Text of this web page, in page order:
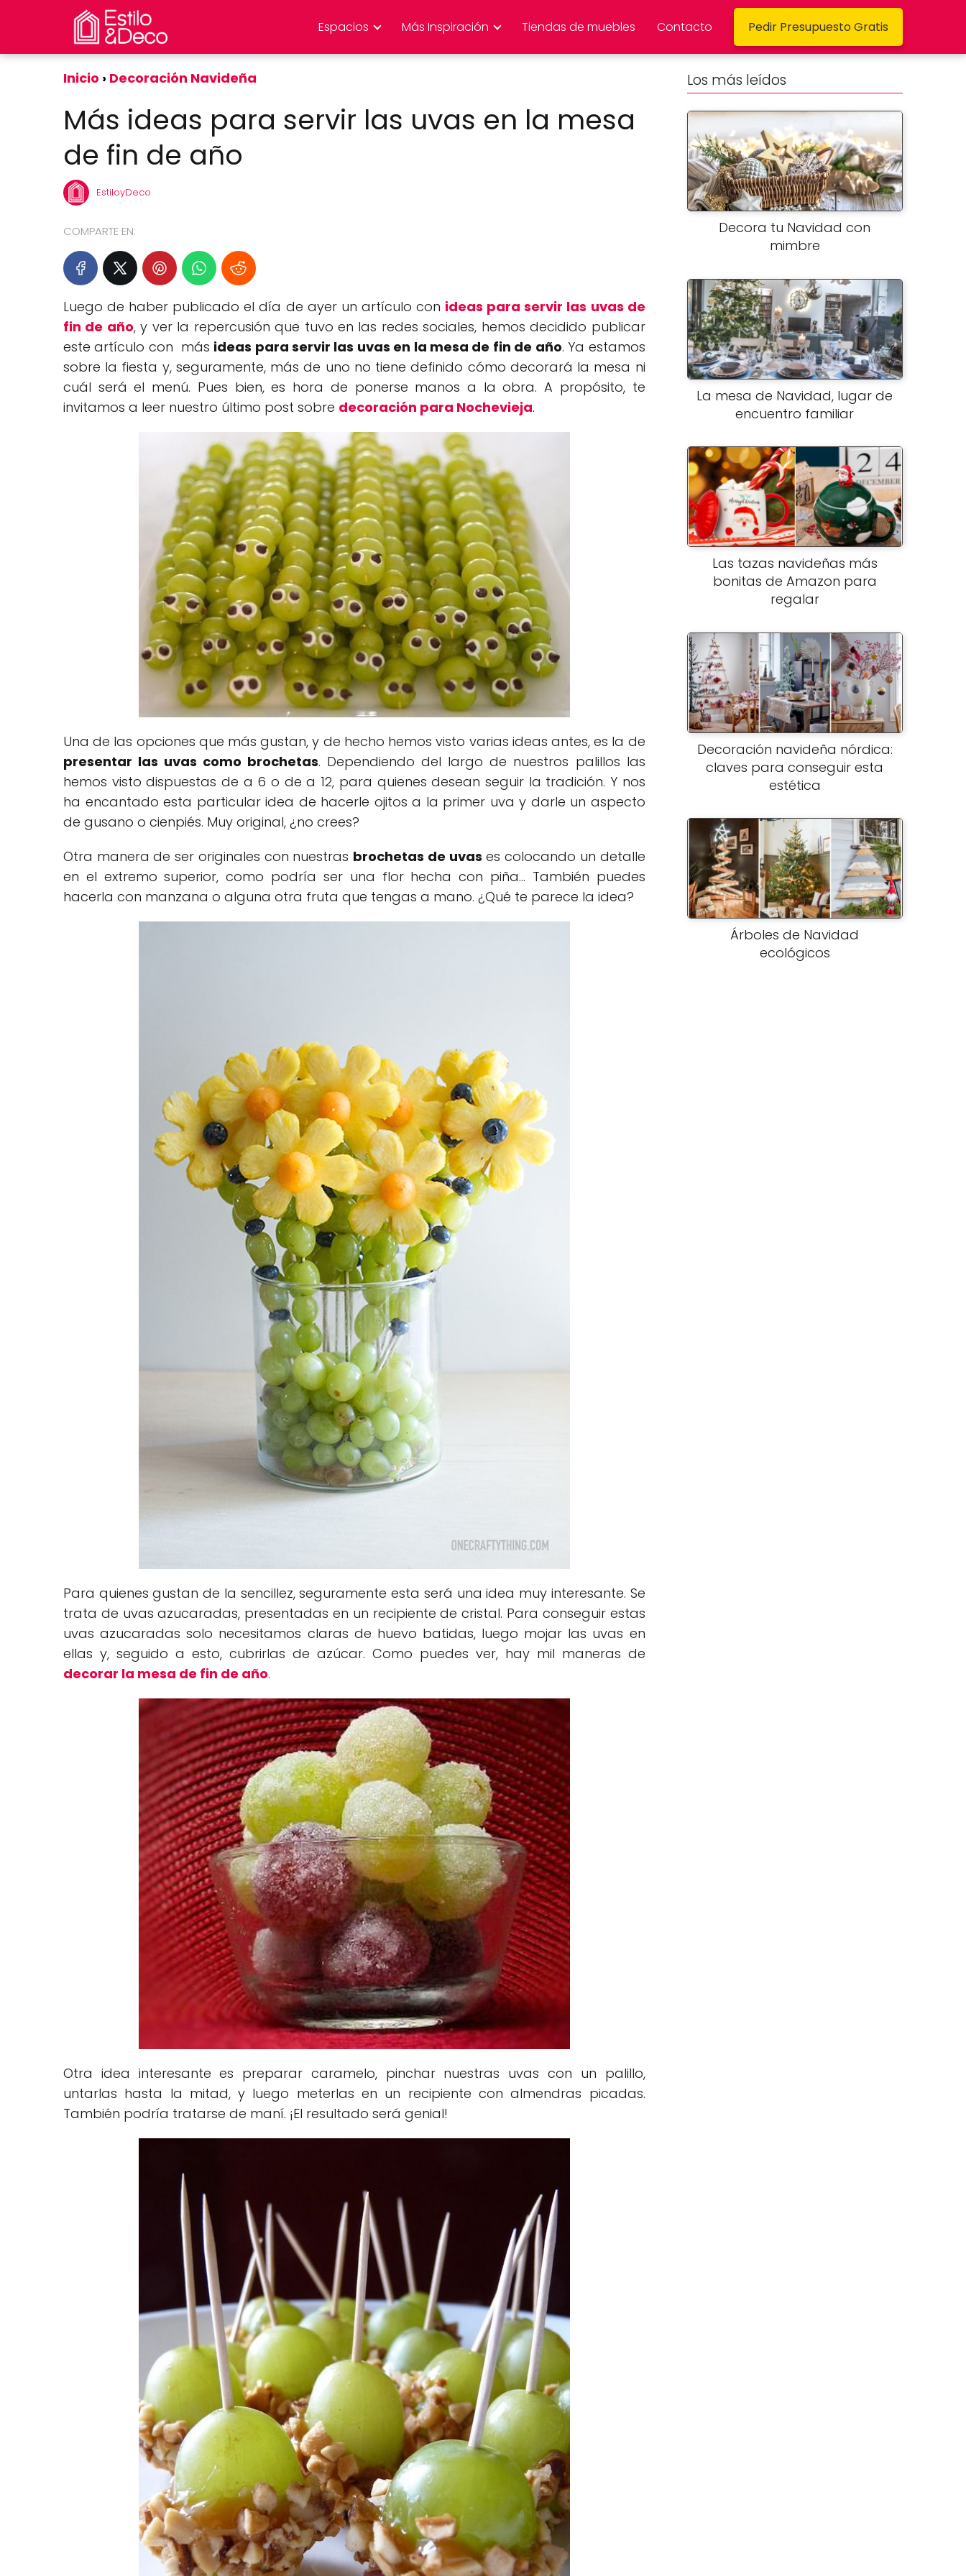
Espacios Más Inspiración Tiendas de muebles Contacto Pedir Presupuesto Gratis
Inicio Decoración Navideña
Más ideas para servir las uvas en la mesa
de fin de año
EstiloyDeco
COMPARTE EN:
Luego de haber publicado el día de ayer un artículo con ideas para servir las uvas de
fin de año, y ver la repercusión que tuvo en las redes sociales, hemos decidido publicar
este artículo con más ideas para servir las uvas en la mesa de fin de año. Ya estamos
sobre la fiesta y, seguramente, más de uno no tiene definido cómo decorará la mesa ni
cuál será el menú. Pues bien, es hora de ponerse manos a la obra. A propósito, te
invitamos a leer nuestro último post sobre decoración para Nochevieja.
Una de las opciones que más gustan, y de hecho hemos visto varias ideas antes, es la de
presentar las uvas como brochetas. Dependiendo del largo de nuestros palillos las
hemos visto dispuestas de a 6 o de a 12, para quienes desean seguir la tradición. Y nos
ha encantado esta particular idea de hacerle ojitos a la primer uva y darle un aspecto
de gusano o cienpiés. Muy original, ¿no crees?
Otra manera de ser originales con nuestras brochetas de uvas es colocando un detalle
en el extremo superior, como podría ser una flor hecha con piña... También puedes
hacerla con manzana o alguna otra fruta que tengas a mano. ¿Qué te parece la idea?
Para quienes gustan de la sencillez, seguramente esta será una idea muy interesante. Se
trata de uvas azucaradas, presentadas en un recipiente de cristal. Para conseguir estas
uvas azucaradas solo necesitamos claras de huevo batidas, luego mojar las uvas en
ellas y, seguido a esto, cubrirlas de azúcar. Como puedes ver, hay mil maneras de
decorar la mesa de fin de año.
Otra idea interesante es preparar caramelo, pinchar nuestras uvas con un palillo,
untarlas hasta la mitad, y luego meterlas en un recipiente con almendras picadas.
También podría tratarse de maní. ¡El resultado será genial!
Los más leídos
Decora tu Navidad con
mimbre
La mesa de Navidad, lugar de
encuentro familiar
Las tazas navideñas más
bonitas de Amazon para
regalar
Decoración navideña nórdica:
claves para conseguir esta
estética
Árboles de Navidad
ecológicos